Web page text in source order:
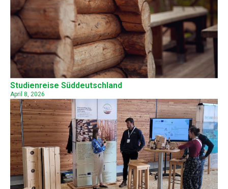
Studienreise Süddeutschland
April 8, 2026